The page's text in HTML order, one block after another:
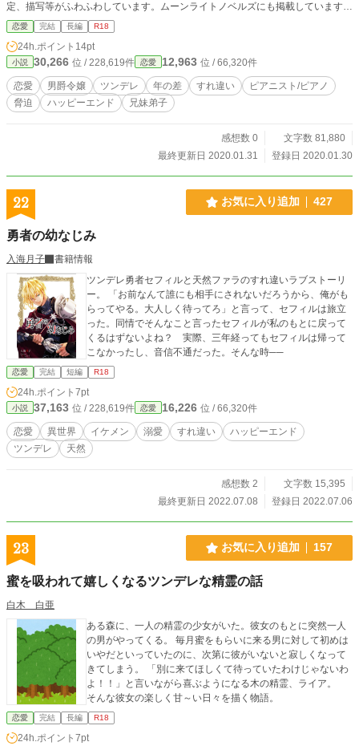
定、描写等がふわふわしています。ムーンライトノベルズにも掲載しています
(タイトルのみ変更)。
恋愛 完結 長編 R18
24h.ポイント 14pt
小説 30,266 位 / 228,619件 恋愛 12,963 位 / 66,320件
恋愛 男爵令嬢 ツンデレ 年の差 すれ違い
ピアニスト/ピアノ
脅迫
ハッピーエンド 兄妹弟子
感想数 0
文字数 81,880
最終更新日 2020.01.31
登録日 2020.01.30
22 お気に入り追加 427
勇者の幼なじみ
入海月子
書籍情報
ツンデレ勇者セフィルと天然ファラのすれ違いラブストーリ
ー。 「お前なんて誰にも相手にされないだろうから、俺がも
らってやる。大人しく待ってろ」と言って、セフィルは旅立
った。同情でそんなこと言ったセフィルが私のもとに戻って
くるはずないよね？ 実際、三年経ってもセフィルは帰って
こなかったし、音信不通だった。そんな時──
恋愛 完結 短編 R18
24h.ポイント 7pt
小説 37,163 位 / 228,619件 恋愛 16,226 位 / 66,320件
恋愛 異世界 イケメン 溺愛 すれ違い
ハッピーエンド
ツンデレ
天然
感想数 2
文字数 15,395
最終更新日 2022.07.08
登録日 2022.07.06
23 お気に入り追加 157
蜜を吸われて嬉しくなるツンデレな精霊の話
白木 白亜
ある森に、一人の精霊の少女がいた。彼女のもとに突然一人
の男がやってくる。 毎月蜜をもらいに来る男に対して初めは
いやだといっていたのに、次第に彼がいないと寂しくなって
きてしまう。 「別に来てほしくて待っていたわけじゃないわ
よ！！」と言いながら喜ぶようになる木の精霊、ライア。
そんな彼女の楽しく甘～い日々を描く物語。
恋愛 完結 長編 R18
24h.ポイント 7pt